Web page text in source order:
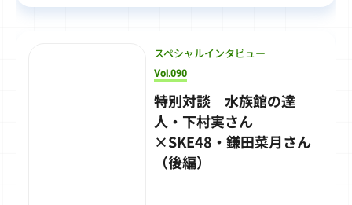
スペシャルインタビュー
Vol.090
特別対談 水族館の達
人・下村実さん
×SKE48・鎌田菜月さん
（後編）